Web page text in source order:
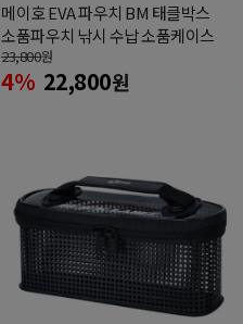
메이호 EVA 파우치 BM 태클박스
소품파우치 낚시 수납 소품케이스
23,800원
4% 22,800원